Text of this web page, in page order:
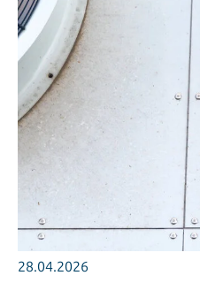
28.04.2026